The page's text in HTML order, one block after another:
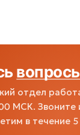
отдел
МСК. Звоните
в течение